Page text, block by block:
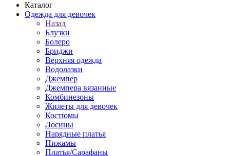
Каталог
Одежда для девочек
Назад
Блузки
Болеро
Бриджи
Верхняя одежда
Водолазки
Джемпер
Джемпера вязанные
Комбинезоны
Жилеты для девочек
Костюмы
Лосины
Нарядные платья
Пижамы
Платья/Сарафаны